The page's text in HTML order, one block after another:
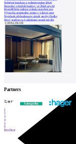
Světelné instalace a videomapping lákají
Demolici vyhořelé budovy ve Zlíně urychl
Kroměřížská radnice získala stavební pov
Výstavba urgentního centra v Liberci ome
Nymburk přehodnocuje záměr stavby školky
Nový stadion za Lužánkami nesmí mít dle
CATALOGUE
Partners
1
2
3
4
5
6
PrevNext